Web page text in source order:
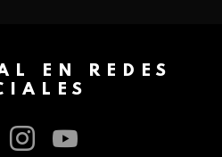
EN REDES